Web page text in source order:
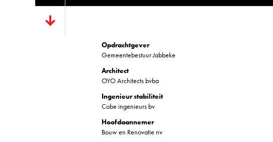
Opdrachtgever
Gemeentebestuur Jabbeke
Architect
OYO Architects bvba
Ingenieur stabiliteit
Cobe ingenieurs bv
Hoofdaannemer
Bouw en Renovatie nv